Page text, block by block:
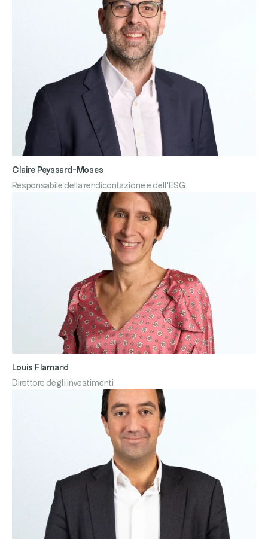
Claire Peyssard-Moses
Responsabile della rendicontazione e dell'ESG
Louis Flamand
Direttore degli investimenti